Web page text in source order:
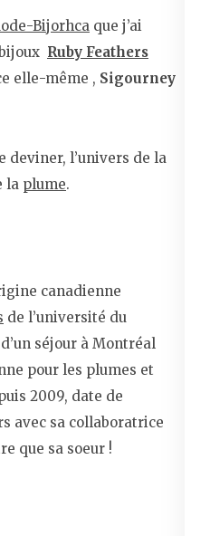
Bijorhca que j’ai
Ruby Feathers
elle-même , Sigourney
deviner, l’univers de la
la plume.
canadienne
de l’université du
séjour à Montréal
pour les plumes et
2009, date de
avec sa collaboratrice
que sa soeur !